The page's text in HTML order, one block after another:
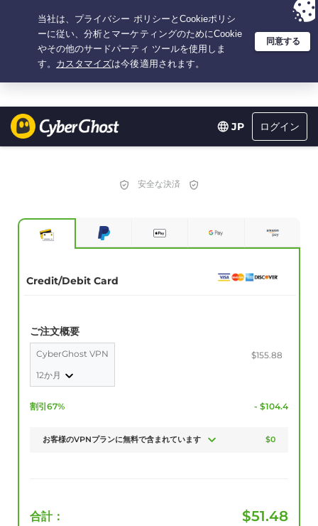
JP ログイン
選択プラン：3.3333333333333年間 $ 2.23/月の 大特価
安全な決済
Credit/Debit Card
ご注文概要
CyberGhost VPN
12か月
$155.88
割引67% - $104.4
お客様のVPNプランに無料で含まれています $0
合計： $51.48